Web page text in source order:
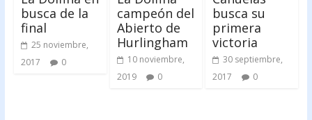
busca de la
final
25 noviembre,
2017
0
campeón del
Abierto de
Hurlingham
10 noviembre,
2019
0
busca su
primera
victoria
30 septiembre,
2017
0